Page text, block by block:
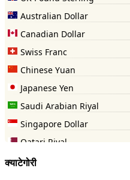
क्याटेगोरी